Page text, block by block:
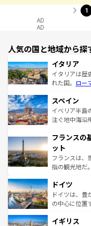
1
AD
AD
人気の国と地域から探
イタリア
イタリアは歴
れた国。 ロー
ろん、トスカ
景など、自然
ピザやパスタ
ませてくれる
なお、新着の
しい。
スペイン
イベリア半島
注ぐ地中海沿
文化が根付く
れる闘牛、そ
る。首都マド
アートに溢れ
せる。地方に
ンテンツ一覧
フランスの
ット
フランスは、
指の観光地だ
で、幅広い魅
聖堂、美しい
から魅了する
いる。シャン
ドイツ
ドイツは、豊
の中心に位置
顔を持つこの
イギリス